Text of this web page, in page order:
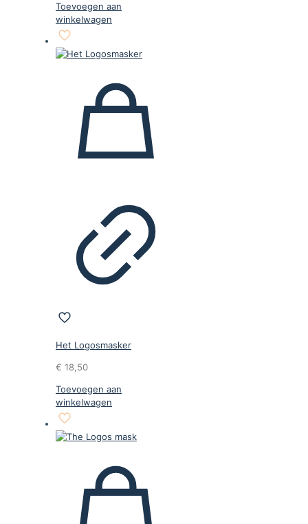
Toevoegen aan
winkelwagen
Het Logosmasker
€ 18,50
Toevoegen aan
winkelwagen